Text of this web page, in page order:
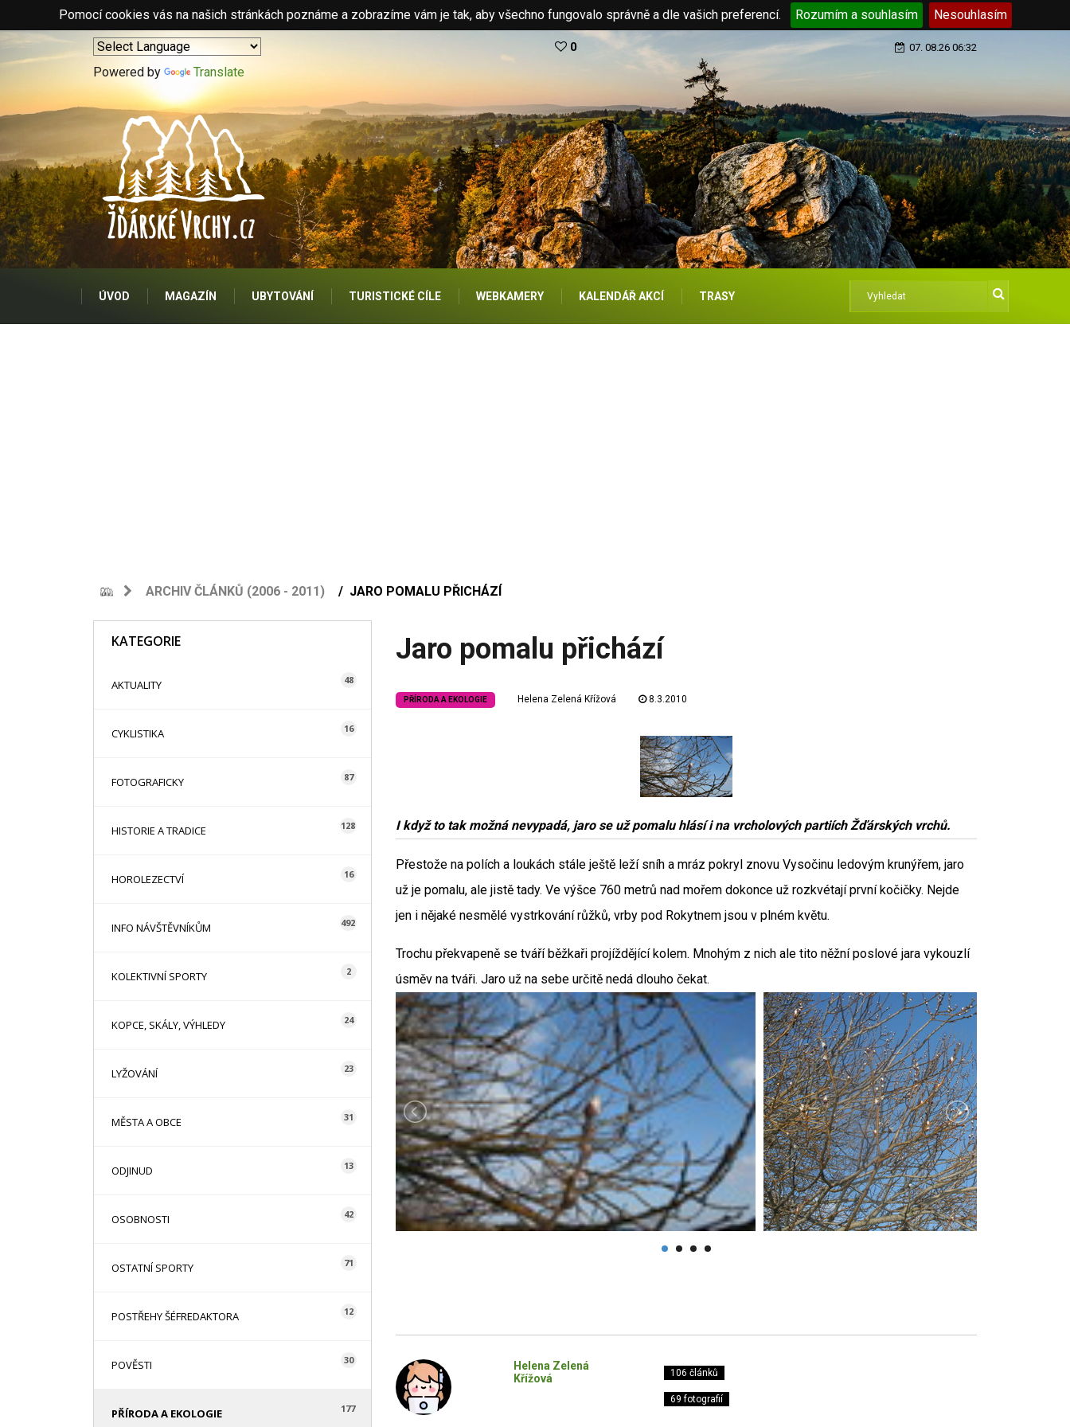
Pomocí cookies vás na našich stránkách poznáme a zobrazíme vám je tak, aby všechno fungovalo správně a dle vašich preferencí. Rozumím a souhlasím Nesouhlasím
Powered by Translate
0 07. 08.26 06:32
ÚVOD MAGAZÍN UBYTOVÁNÍ TURISTICKÉ CÍLE WEBKAMERY KALENDÁŘ AKCÍ TRASY
ARCHIV ČLÁNKŮ (2006 - 2011) JARO POMALU PŘICHÁZÍ
KATEGORIE
AKTUALITY 48
CYKLISTIKA 16
FOTOGRAFICKY 87
HISTORIE A TRADICE 128
HOROLEZECTVÍ 16
INFO NÁVŠTĚVNÍKŮM 492
KOLEKTIVNÍ SPORTY 2
KOPCE, SKÁLY, VÝHLEDY 24
LYŽOVÁNÍ 23
MĚSTA A OBCE 31
ODJINUD 13
OSOBNOSTI 42
OSTATNÍ SPORTY 71
POSTŘEHY ŠÉFREDAKTORA 12
POVĚSTI 30
PŘÍRODA A EKOLOGIE 177
Jaro pomalu přichází
PŘÍRODA A EKOLOGIE Helena Zelená Křížová 8.3.2010
I když to tak možná nevypadá, jaro se už pomalu hlásí i na vrcholových partiích Žďárských vrchů.
Přestože na polích a loukách stále ještě leží sníh a mráz pokryl znovu Vysočinu ledovým krunýřem, jaro
už je pomalu, ale jistě tady. Ve výšce 760 metrů nad mořem dokonce už rozkvétají první kočičky. Nejde
jen i nějaké nesmělé vystrkování růžků, vrby pod Rokytnem jsou v plném květu.
Trochu překvapeně se tváří běžkaři projíždějící kolem. Mnohým z nich ale tito něžní poslové jara vykouzlí
úsměv na tváři. Jaro už na sebe určitě nedá dlouho čekat.
Helena Zelená
Křížová
106 článků
69 fotografií